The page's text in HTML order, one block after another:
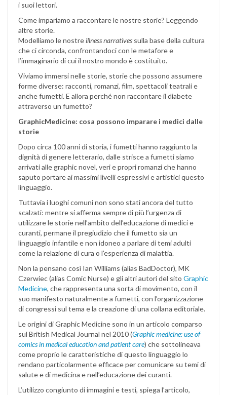
i suoi lettori.
Come impariamo a raccontare le nostre storie? Leggendo
altre storie.
Modelliamo le nostreillness narratives sulla base della cultura
che ci circonda, confrontandoci con le metafore e
l’immaginario di cui il nostro mondo è costituito.
Viviamo immersi nelle storie, storie che possono assumere
forme diverse: racconti, romanzi, film, spettacoli teatrali e
anche fumetti. E allora perché non raccontare il diabete
attraverso un fumetto?
GraphicMedicine: cosa possono imparare i medici dalle
storie
Dopo circa 100 anni di storia, i fumetti hanno raggiunto la
dignità di genere letterario, dalle strisce a fumetti siamo
arrivati alle graphic novel, veri e propri romanzi che hanno
saputo portare ai massimi livelli espressivi e artistici questo
linguaggio.
Tuttavia i luoghi comuni non sono stati ancora del tutto
scalzati: mentre si afferma sempre di più l’urgenza di
utilizzare le storie nell’ambito dell’educazione di medici e
curanti, permane il pregiudizio che il fumetto sia un
linguaggio infantile e non idoneo a parlare di temi adulti
come la relazione di cura o l’esperienza di malattia.
Non la pensano così Ian Williams (alias BadDoctor), MK
Czerwiec (alias Comic Nurse) e gli altri autori del sito Graphic
Medicine, che rappresenta una sorta di movimento, con il
suo manifesto naturalmente a fumetti, con l’organizzazione
di congressi sul tema e la creazione di una collana editoriale.
Le origini di Graphic Medicine sono in un articolo comparso
sul British Medical Journal nel 2010 (Graphic medicine: use of
comics in medical education and patient care) che sottolineava
come proprio le caratteristiche di questo linguaggio lo
rendano particolarmente efficace per comunicare su temi di
salute e di medicina e nell’educazione dei curanti.
L’utilizzo congiunto di immagini e testi, spiega l’articolo,